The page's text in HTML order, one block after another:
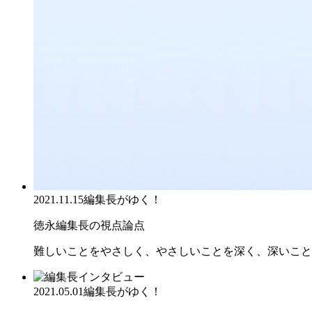
2021.11.15編集長がゆく！
徳永編集長の視点論点
難しいことをやさしく、やさしいことを深く、深いこ
2021.05.01編集長がゆく！